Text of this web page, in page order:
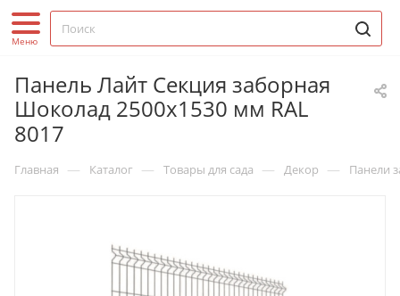
Панель Лайт Секция заборная
Шоколад 2500х1530 мм RAL
8017
Главная — Каталог — Товары для сада — Декор — Панели